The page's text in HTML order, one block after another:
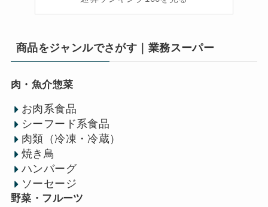
商品をジャンルでさがす｜業務スーパー
肉・魚介惣菜
お肉系食品
シーフード系食品
肉類（冷凍・冷蔵）
焼き鳥
ハンバーグ
ソーセージ
野菜・フルーツ